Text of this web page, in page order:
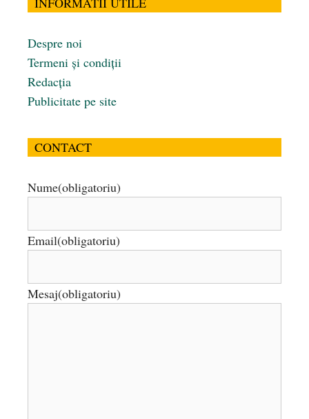
Despre noi
Termeni și condiții
Redacția
Publicitate pe site
CONTACT
Nume(obligatoriu)
Email(obligatoriu)
Mesaj(obligatoriu)